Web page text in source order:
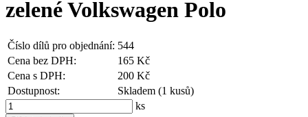
zelené Volkswagen Polo
Číslo dílů pro objednání: 544
Cena bez DPH:
165 Kč
Cena s DPH:
200 Kč
Dostupnost:
Skladem (1 kusů)
ks